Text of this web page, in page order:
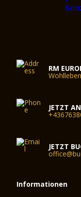
RM
JETZT
JETZT
Informationen